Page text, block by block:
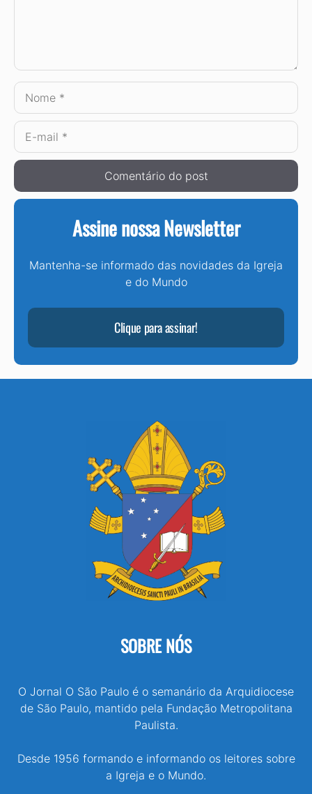
Nome
E-
mail
Assine nossa Newsletter
Mantenha-se informado das novidades da Igreja
e do Mundo
Clique para assinar!
SOBRE NÓS
O Jornal O São Paulo é o semanário da Arquidiocese
de São Paulo, mantido pela Fundação Metropolitana
Paulista.
Desde 1956 formando e informando os leitores sobre
a Igreja e o Mundo.